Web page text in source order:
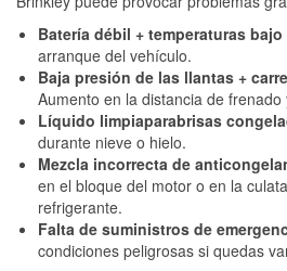
Batería débil + temperaturas bajo
arranque del vehículo.
Baja presión de las llantas +
Aumento en la distancia de
Líquido limpiaparabrisas
durante nieve o hielo.
Mezcla incorrecta de
en el bloque del motor o en la
refrigerante.
Falta de suministros de
condiciones peligrosas si quedas